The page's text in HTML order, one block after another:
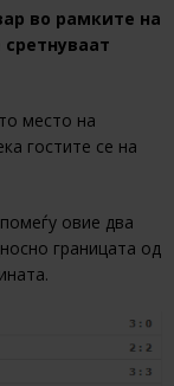
во рамките на
место на
гостите се на
овие два
границата од